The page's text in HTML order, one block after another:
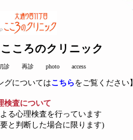
ころのクリニック
診 再診 photo access
グについてはこちらをご覧ください】
検査について
る心理検査を行っています
と判断した場合に限ります)